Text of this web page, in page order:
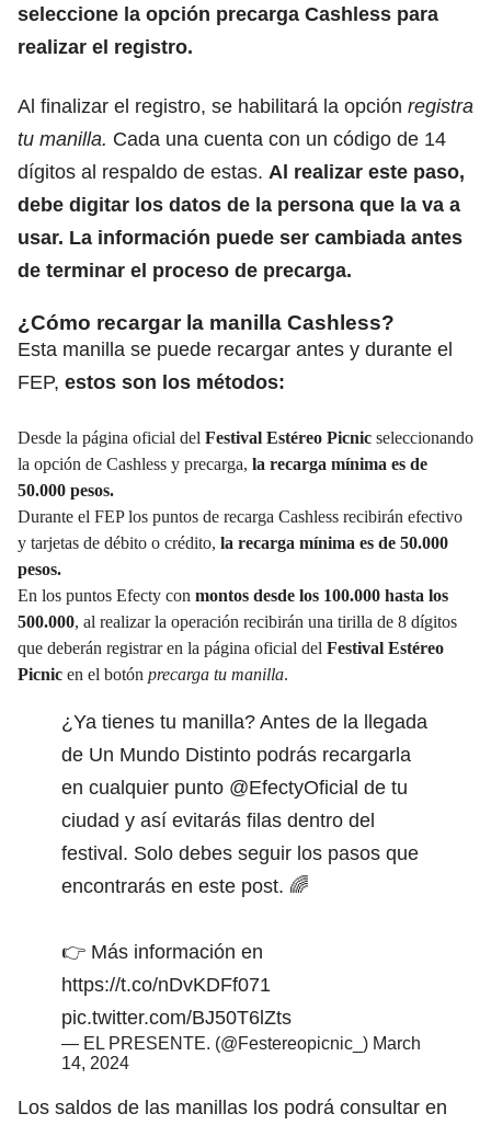
seleccione la opción precarga Cashless para
realizar el registro.
Al finalizar el registro, se habilitará la opción registra
tu manilla. Cada una cuenta con un código de 14
dígitos al respaldo de estas. Al realizar este paso,
debe digitar los datos de la persona que la va a
usar. La información puede ser cambiada antes
de terminar el proceso de precarga.
¿Cómo recargar la manilla Cashless?
Esta manilla se puede recargar antes y durante el
FEP, estos son los métodos:
Desde la página oficial del Festival Estéreo Picnic seleccionando
la opción de Cashless y precarga, la recarga mínima es de
50.000 pesos.
Durante el FEP los puntos de recarga Cashless recibirán efectivo
y tarjetas de débito o crédito, la recarga mínima es de 50.000
pesos.
En los puntos Efecty con montos desde los 100.000 hasta los
500.000, al realizar la operación recibirán una tirilla de 8 dígitos
que deberán registrar en la página oficial del Festival Estéreo
Picnic en el botón precarga tu manilla.
¿Ya tienes tu manilla? Antes de la llegada
de Un Mundo Distinto podrás recargarla
en cualquier punto @EfectyOficial de tu
ciudad y así evitarás filas dentro del
festival. Solo debes seguir los pasos que
encontrarás en este post. 🌈
👉 Más información en
https://t.co/nDvKDFf071
pic.twitter.com/BJ50T6lZts
— EL PRESENTE. (@Festereopicnic_) March
14, 2024
Los saldos de las manillas los podrá consultar en